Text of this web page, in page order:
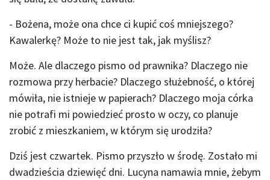
- Bożena, może ona chce ci kupić coś mniejszego?
Kawalerkę? Może to nie jest tak, jak myślisz?
Może. Ale dlaczego pismo od prawnika? Dlaczego nie
rozmowa przy herbacie? Dlaczego służebność, o której
mówiła, nie istnieje w papierach? Dlaczego moja córka
nie potrafi mi powiedzieć prosto w oczy, co planuje
zrobić z mieszkaniem, w którym się urodziła?
Dziś jest czwartek. Pismo przyszło w środę. Zostało mi
dwadzieścia dziewięć dni. Lucyna namawia mnie, żebym